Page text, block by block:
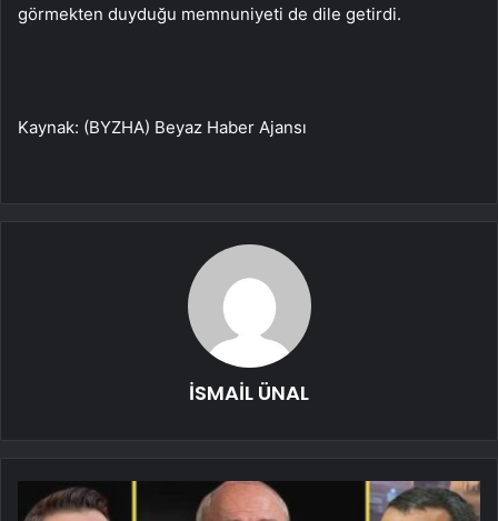
görmekten duyduğu memnuniyeti de dile getirdi.
Kaynak: (BYZHA) Beyaz Haber Ajansı
İSMAİL ÜNAL